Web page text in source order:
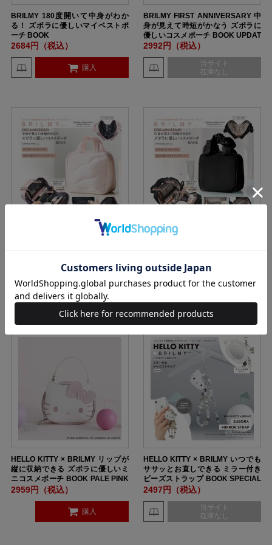
BRILMY 180度開いて中身がわか
る！ ズボラに優しいマイベストポ
ーチ BOOK
2684円（税込）
購入
BRILMY FIRST ANNIVERSARY 中
身が見えて時短がかなう ズボラに
優しいコスメポーチ BOOK UPDAT
E BLACK ver.
2992円（税込）
当サイト
在庫なし
BRILMY FIRST ANNIVERSARY 中
E PINK ver. SPECIAL PACKAGE
2992円（税込）
購入
BRILMY FIRST ANNIVERSARY 中
E BLACK ver. SPECIAL PACKAG
2992円（税込）
当サイト
HELLO KITTY × BRILMY リップが
縦に収納できる ズボラに優しいミ
ニコスメポーチ BOOK PALE PINK
ver. SPECIAL PACKAGE
2959円（税込）
購入
HELLO KITTY × BRILMY いつでも
ササッとお直しできる ミラー付き
ビーズストラップ BOOK SPECIAL
PACKAGE
2497円（税込）
当サイト
在庫なし